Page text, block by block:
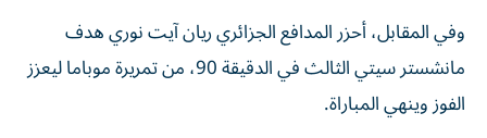
وفي المقابل، أحزر المدافع الجزائري ريان آيت نوري هدف
مانشستر سيتي الثالث في الدقيقة 90، من تمريرة موباما ليعزز
الفوز وينهي المباراة.